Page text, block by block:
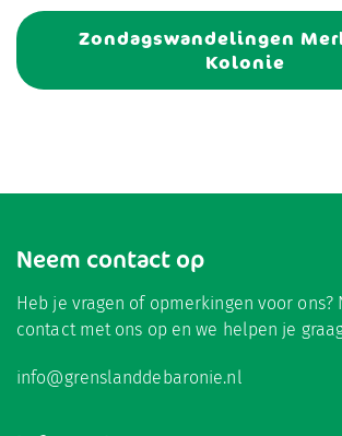
Zondagswandelingen
Kolonie
Neem contact op
Heb je vragen of opmerkingen voor ons?
contact met ons op en we helpen je
info@grenslanddebaronie.nl